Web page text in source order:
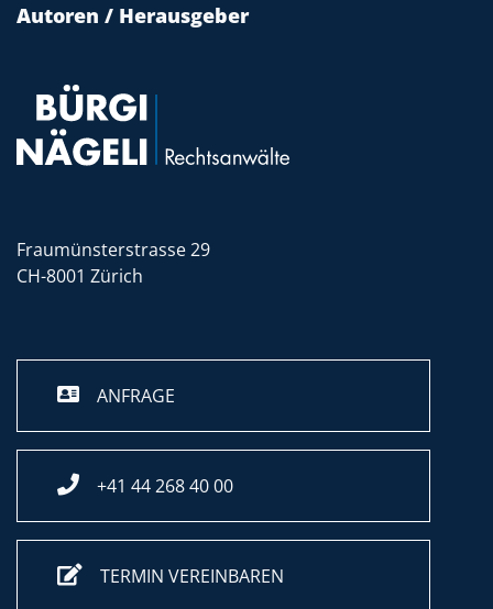
Autoren / Herausgeber
Fraumünsterstrasse 29
CH-8001 Zürich
ANFRAGE
+41 44 268 40 00
TERMIN VEREINBAREN